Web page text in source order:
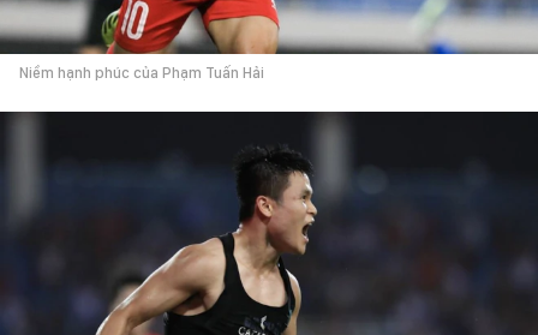
Niềm hạnh phúc của Phạm Tuấn Hải